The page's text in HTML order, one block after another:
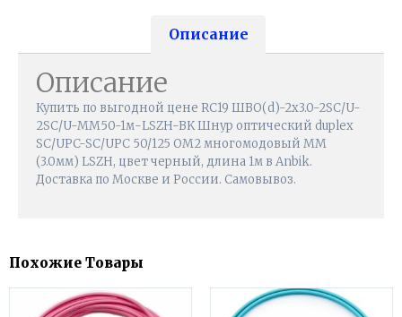
Описание
Описание
Купить по выгодной цене RC19 ШВО(d)-2х3.0-2SC/U-
2SC/U-MM50-1м-LSZH-BK Шнур оптический duplex
SC/UPC-SC/UPC 50/125 OM2 многомодовый MM
(3.0мм) LSZH, цвет черный, длина 1м в Anbik.
Доставка по Москве и России. Самовывоз.
Похожие Товары